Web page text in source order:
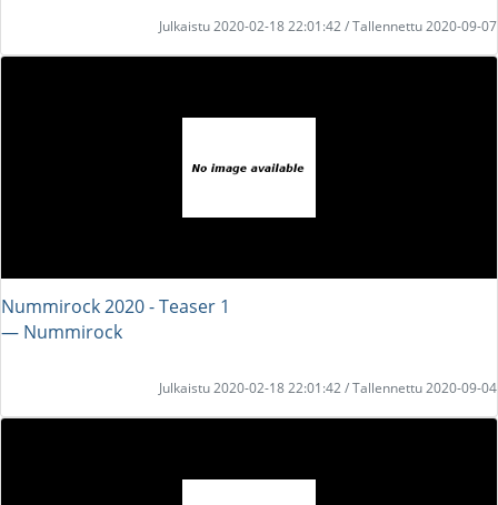
Julkaistu 2020-02-18 22:01:42 / Tallennettu 2020-09-07
Nummirock 2020 - Teaser 1
― Nummirock
Julkaistu 2020-02-18 22:01:42 / Tallennettu 2020-09-04